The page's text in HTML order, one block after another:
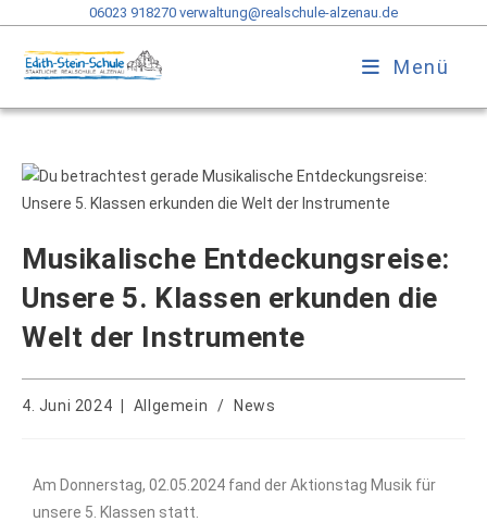
06023 918270 verwaltung@realschule-alzenau.de
Menü
Musikalische Entdeckungsreise:
Unsere 5. Klassen erkunden die
Welt der Instrumente
4. Juni 2024 Allgemein / News
Am Donnerstag, 02.05.2024 fand der Aktionstag Musik für
unsere 5. Klassen statt.